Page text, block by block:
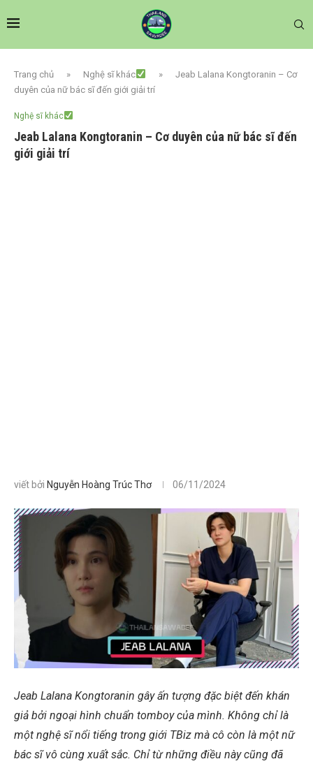
Trang chủ » Nghệ sĩ khác »
Jeab Lalana Kongtoranin – Cơ
duyên của nữ bác sĩ đến giới giải trí
Nghệ sĩ khác
Jeab Lalana Kongtoranin – Cơ duyên của nữ bác sĩ đến
giới giải trí
viết bởi Nguyễn Hoàng Trúc Thơ 06/11/2024
Jeab Lalana Kongtoranin gây ấn tượng đặc biệt đến khán
giả bởi ngoại hình chuẩn tomboy của mình. Không chỉ là
một nghệ sĩ nổi tiếng trong giới TBiz mà cô còn là một nữ
bác sĩ vô cùng xuất sắc. Chỉ từ những điều này cũng đã